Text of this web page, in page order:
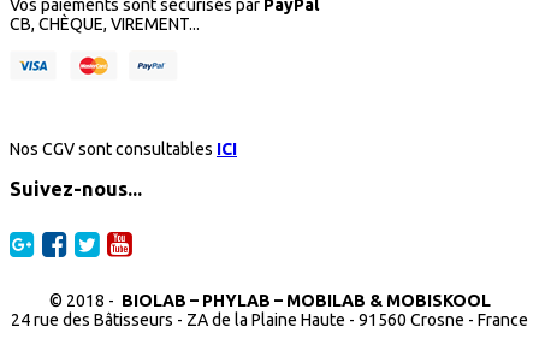
Vos paiements sont sécurisés par PayPal
CB, CHÈQUE, VIREMENT...
Nos CGV sont consultables ICI
Suivez-nous...
© 2018 - BIOLAB – PHYLAB – MOBILAB & MOBISKOOL
24 rue des Bâtisseurs - ZA de la Plaine Haute - 91560 Crosne - France